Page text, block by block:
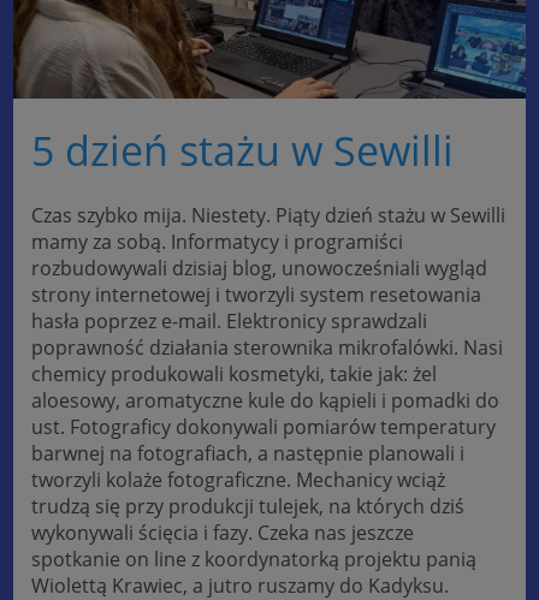
5 dzień stażu w Sewilli
Czas szybko mija. Niestety. Piąty dzień stażu w Sewilli
mamy za sobą. Informatycy i programiści
rozbudowywali dzisiaj blog, unowocześniali wygląd
strony internetowej i tworzyli system resetowania
hasła poprzez e-mail. Elektronicy sprawdzali
poprawność działania sterownika mikrofalówki. Nasi
chemicy produkowali kosmetyki, takie jak: żel
aloesowy, aromatyczne kule do kąpieli i pomadki do
ust. Fotograficy dokonywali pomiarów temperatury
barwnej na fotografiach, a następnie planowali i
tworzyli kolaże fotograficzne. Mechanicy wciąż
trudzą się przy produkcji tulejek, na których dziś
wykonywali ścięcia i fazy. Czeka nas jeszcze
spotkanie on line z koordynatorką projektu panią
Wiolettą Krawiec, a jutro ruszamy do Kadyksu.